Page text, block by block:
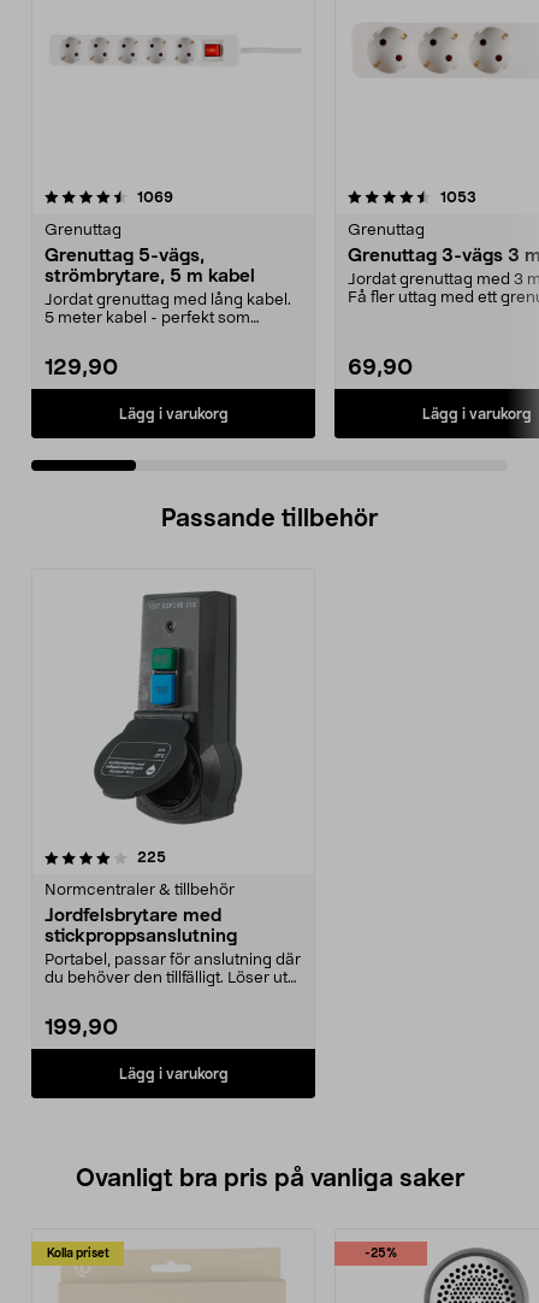
1069recensioner
Grenuttag
Grenuttag 5-vägs,
strömbrytare, 5 m kabel
Jordat grenuttag med lång kabel.
5 meter kabel - perfekt som
129,90
Lägg i varukorg
4.5 av 5 stjärnor 1053
Grenuttag
Grenuttag 3-vägs 3
Jordat grenuttag med 3
Få fler uttag med ett
69,90
Lägg i varukorg
4.5 av 5 stjärnor
Passande tillbehör
225recensioner
Normcentraler & tillbehör
Jordfelsbrytare med
stickproppsanslutning
Portabel, passar för anslutning där
du behöver den tillfälligt. Löser ut
199,90
Lägg i varukorg
Ovanligt bra pris på vanliga saker
Kolla priset -25%